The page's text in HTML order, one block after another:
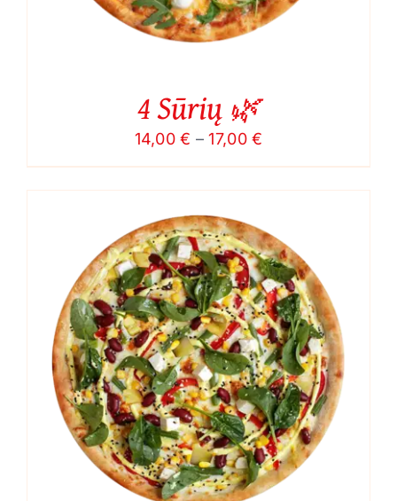
4 Sūrių 🌿
14,00€ – 17,00€
range:
14,00 €
17,00 €